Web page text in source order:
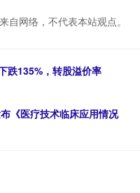
自网络，不代表本站观点。
跌135%，转股溢价率
《医疗技术临床应用情况